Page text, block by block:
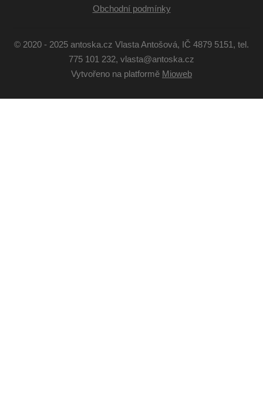
Obchodní podmínky
© 2020 - 2025 antoska.cz Vlasta Antošová, IČ 4879 5151, tel.
775 101 232, vlasta@antoska.cz
Vytvořeno na platformě Mioweb